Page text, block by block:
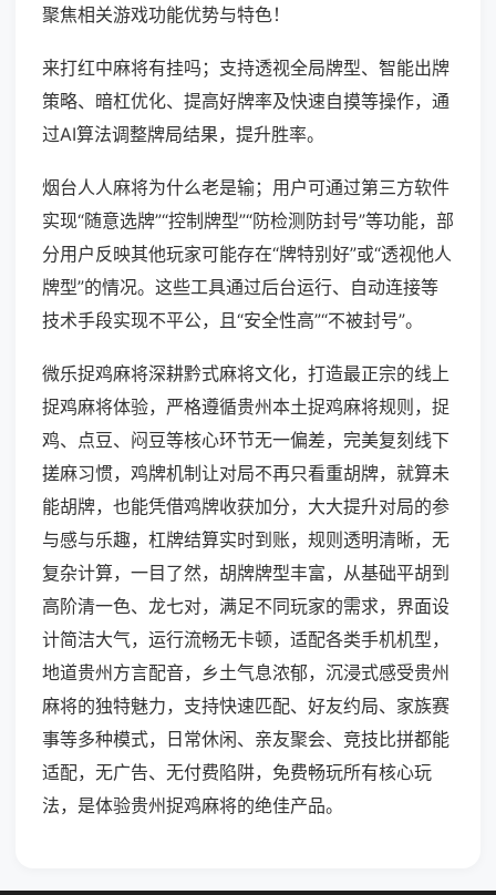
聚焦相关游戏功能优势与特色！
来打红中麻将有挂吗；支持透视全局牌型、智能出牌
策略、暗杠优化、提高好牌率及快速自摸等操作，通
过AI算法调整牌局结果，提升胜率。
烟台人人麻将为什么老是输；用户可通过第三方软件
实现“随意选牌”“控制牌型”“防检测防封号”等功能，部
分用户反映其他玩家可能存在“牌特别好”或“透视他人
牌型”的情况。这些工具通过后台运行、自动连接等
技术手段实现不平公，且“安全性高”“不被封号”。
微乐捉鸡麻将深耕黔式麻将文化，打造最正宗的线上
捉鸡麻将体验，严格遵循贵州本土捉鸡麻将规则，捉
鸡、点豆、闷豆等核心环节无一偏差，完美复刻线下
搓麻习惯，鸡牌机制让对局不再只看重胡牌，就算未
能胡牌，也能凭借鸡牌收获加分，大大提升对局的参
与感与乐趣，杠牌结算实时到账，规则透明清晰，无
复杂计算，一目了然，胡牌牌型丰富，从基础平胡到
高阶清一色、龙七对，满足不同玩家的需求，界面设
计简洁大气，运行流畅无卡顿，适配各类手机机型，
地道贵州方言配音，乡土气息浓郁，沉浸式感受贵州
麻将的独特魅力，支持快速匹配、好友约局、家族赛
事等多种模式，日常休闲、亲友聚会、竞技比拼都能
适配，无广告、无付费陷阱，免费畅玩所有核心玩
法，是体验贵州捉鸡麻将的绝佳产品。